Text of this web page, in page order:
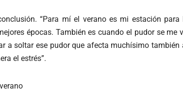
“Para mí el verano es mi estación
épocas. También es cuando el pudor se
a soltar ese pudor que afecta muchísimo
el estrés”.